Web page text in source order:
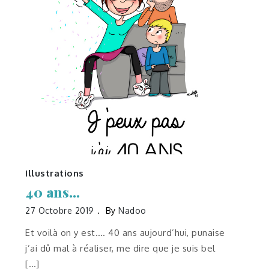
Illustrations
40 ans…
27 Octobre 2019 ByNadoo
Et voilà on y est…. 40 ans aujourd’hui, punaise
j’ai dû mal à réaliser, me dire que je suis bel
[…]